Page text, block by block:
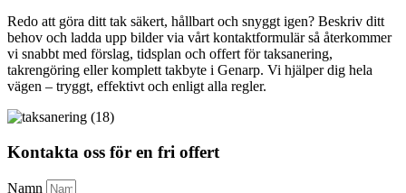
Redo att göra ditt tak säkert, hållbart och snyggt igen? Beskriv ditt
behov och ladda upp bilder via vårt kontaktformulär så återkommer
vi snabbt med förslag, tidsplan och offert för taksanering,
takrengöring eller komplett takbyte i Genarp. Vi hjälper dig hela
vägen – tryggt, effektivt och enligt alla regler.
Kontakta oss för en fri offert
Namn